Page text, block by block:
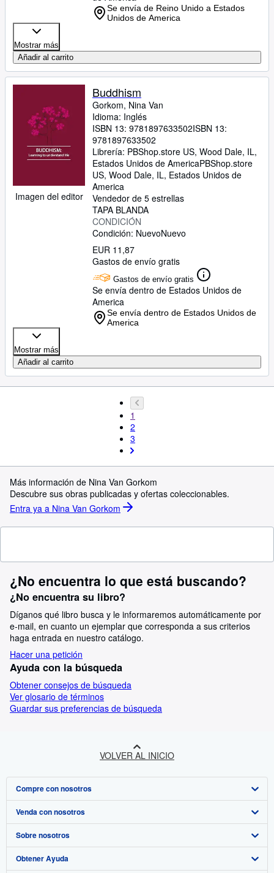
Se envía de Reino Unido a Estados
Unidos de America
Mostrar más
Añadir al carrito
Imagen del editor
Buddhism
Gorkom, Nina Van
Idioma: Inglés
ISBN 13: 9781897633502ISBN 13:
9781897633502
Librería: PBShop.store US, Wood Dale, IL,
Estados Unidos de AmericaPBShop.store
US, Wood Dale, IL, Estados Unidos de
America
Vendedor de 5 estrellas
TAPA BLANDA
CONDICIÓN
Condición: NuevoNuevo
EUR 11,87
Gastos de envío gratis
Gastos de envío gratis
Se envía dentro de Estados Unidos de
America
Se envía dentro de Estados Unidos de
America
Mostrar más
Añadir al carrito
1
2
3
Más información de Nina Van Gorkom
Descubre sus obras publicadas y ofertas coleccionables.
Entra ya a Nina Van Gorkom
¿No encuentra lo que está buscando?
¿No encuentra su libro?
Díganos qué libro busca y le informaremos automáticamente por
e-mail, en cuanto un ejemplar que corresponda a sus criterios
haga entrada en nuestro catálogo.
Hacer una petición
Ayuda con la búsqueda
Obtener consejos de búsqueda
Ver glosario de términos
Guardar sus preferencias de búsqueda
VOLVER AL INICIO
Compre con nosotros
Búsqueda avanzada
Colecciones
Mi cuenta
Venda con nosotros
Comenzar a vender
Únase a nuestro programa de afiliados
Sobre nosotros
Sobre IberLibro
Obtener Ayuda